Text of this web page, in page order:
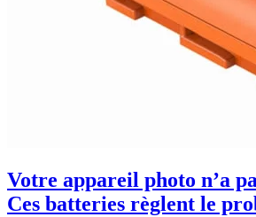
Votre appareil photo n’a
Ces batteries règlent le